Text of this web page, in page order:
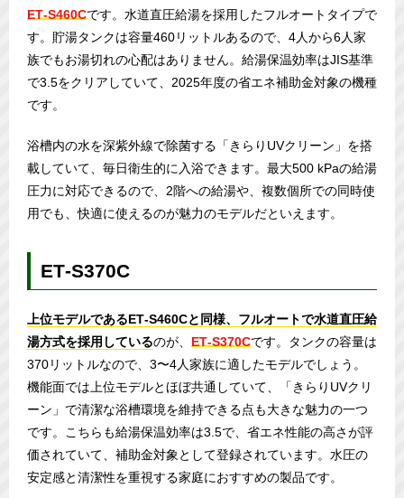
ET‑S460Cです。水道直圧給湯を採用したフルオートタイプで
す。貯湯タンクは容量460リットルあるので、4人から6人家
族でもお湯切れの心配はありません。給湯保温効率はJIS基準
で3.5をクリアしていて、2025年度の省エネ補助金対象の機種
です。
浴槽内の水を深紫外線で除菌する「きらりUVクリーン」を搭
載していて、毎日衛生的に入浴できます。最大500 kPaの給湯
圧力に対応できるので、2階への給湯や、複数個所での同時使
用でも、快適に使えるのが魅力のモデルだといえます。
ET‑S370C
上位モデルであるET‑S460Cと同様、フルオートで水道直圧給
湯方式を採用しているのが、 ET‑S370Cです。タンクの容量は
370リットルなので、3〜4人家族に適したモデルでしょう。
機能面では上位モデルとほぼ共通していて、「きらりUVクリ
ーン」で清潔な浴槽環境を維持できる点も大きな魅力の一つ
です。こちらも給湯保温効率は3.5で、省エネ性能の高さが評
価されていて、補助金対象として登録されています。水圧の
安定感と清潔性を重視する家庭におすすめの製品です。